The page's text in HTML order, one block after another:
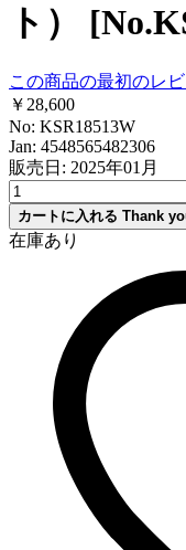
ト）
この商品の最初のレビ
￥28,600
No: KSR18513W
Jan: 4548565482306
販売日: 2025年01月
カートに入れる Thank
在庫あり